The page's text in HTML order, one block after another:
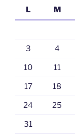
L
M
3 4
10 11
17 18
24 25
31